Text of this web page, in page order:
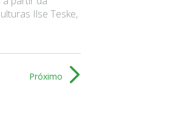
Ilse Teske,
Próximo